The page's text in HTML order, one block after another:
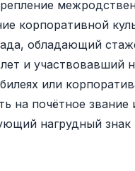
корпоративной
обладающий
и участвовавший
или
на почётное звание
нагрудный